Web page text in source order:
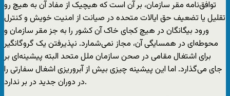
توافق‌نامه مقر سازمان، بر آن است که هیچیک از مفاد آن به هیچ رو
تقلیل یا تضعیف حق ایالات متحده در صیانت از امنیت خویش و کنترل
ورود بیگانگان در هیچ کجای خاک آن کشور را به جز مقر سازمان و
محوطه‌ای در همسایگی آن، مجاز نمی‌شمارد. نپذیرفتن یک گروگانگیر
برای اشتغال مقامی در صحن سازمان ملل متحد البته پیشینه‌ای بر
جای می‌گذارد. اما این پیشینه چیزی بیش از آبروریزی اشغال سفارتی را
در دوران جدید در بر ندارد.